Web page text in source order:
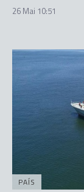
26 Mai 10:51
PAÍS